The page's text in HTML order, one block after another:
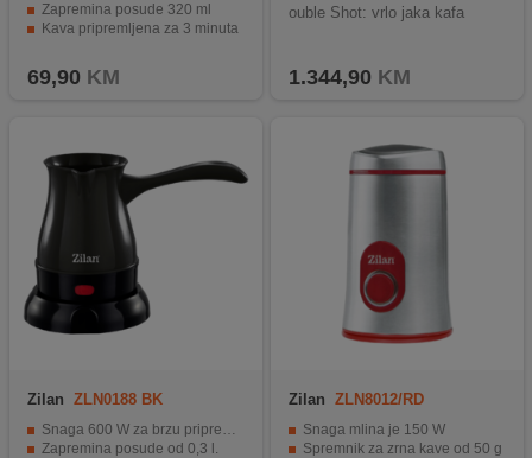
Zapremina posude 320 ml
Kava pripremljena za 3 minuta
69,90 KM
ouble Shot: vrlo jaka kafa
1.344,90 KM
Zilan ZLN0188 BK
Snaga 600 W za brzu pripremu.
Zapremina posude od 0,3 l.
Zilan ZLN8012/RD
Snaga mlina je 150 W
Spremnik za zrna kave od 50 g